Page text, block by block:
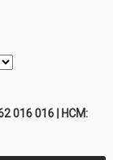
016 016 | HCM: